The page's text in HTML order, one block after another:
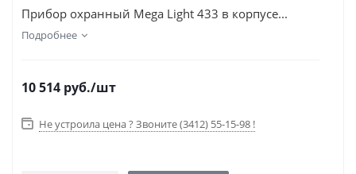
Прибор охранный Mega Light 433 в корпусе...
Подробнее
10 514 руб./шт
Не устроила цена ? Звоните (3412) 55-15-98 !